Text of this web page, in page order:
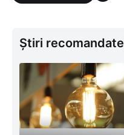
Știri recomandate